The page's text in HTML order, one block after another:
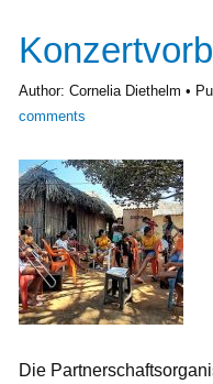
Author: Cornelia Diethelm
comments
Die